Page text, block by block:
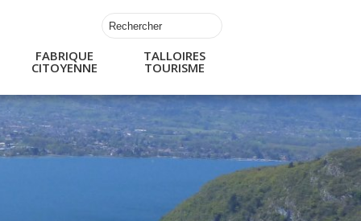
FABRIQUE
CITOYENNE
TALLOIRES
TOURISME